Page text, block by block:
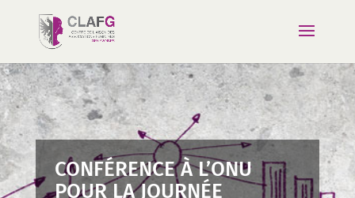
CONFÉRENCE À L’ONU
POUR LA JOURNÉE